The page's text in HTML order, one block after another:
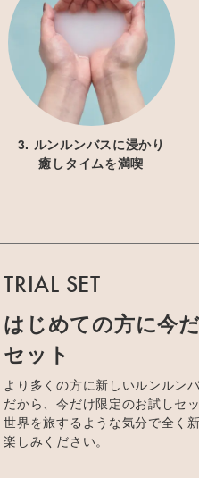
3. ルンルンバスに浸かり
癒しタイムを満喫
TRIAL SET
はじめての方に今
セット
より多くの方に新しいルンルン
だから、今だけ限定のお試しセ
世界を旅するような気分で全く
楽しみください。